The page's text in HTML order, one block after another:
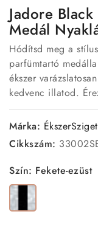
Jadore
Medál
Hódítsd meg a
parfümtartó
ékszer
kedvenc illatod.
Márka: ÉkszerSziget
Cikkszám:
Szín: Fekete-ezüst
Fekete-
ezüst